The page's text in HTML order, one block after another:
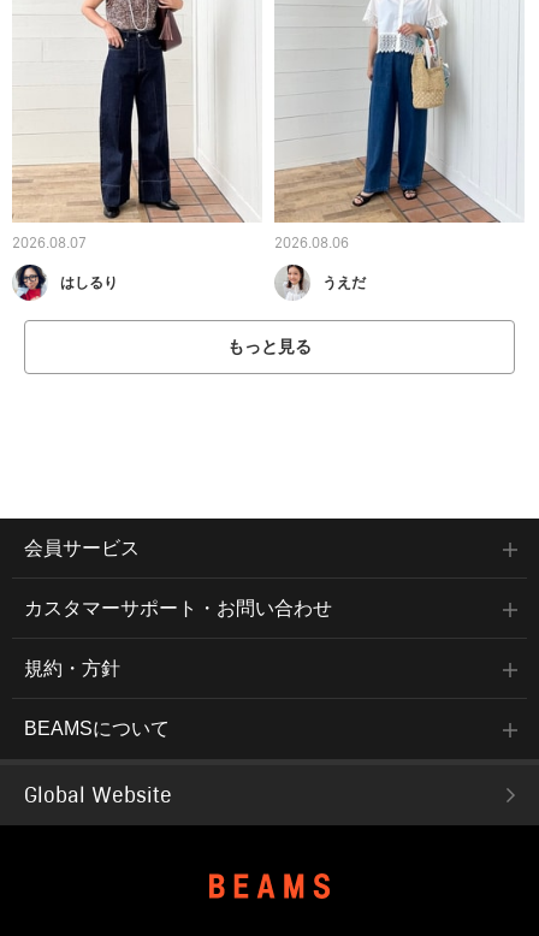
2026.08.07
はしるり
2026.08.06
うえだ
もっと見る
会員サービス
カスタマーサポート・お問い合わせ
規約・方針
BEAMSについて
Global Website